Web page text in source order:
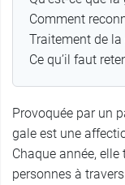
Comment
Traitement de la
Ce qu’il faut
Provoquée par un
gale est une
Chaque année,
personnes à